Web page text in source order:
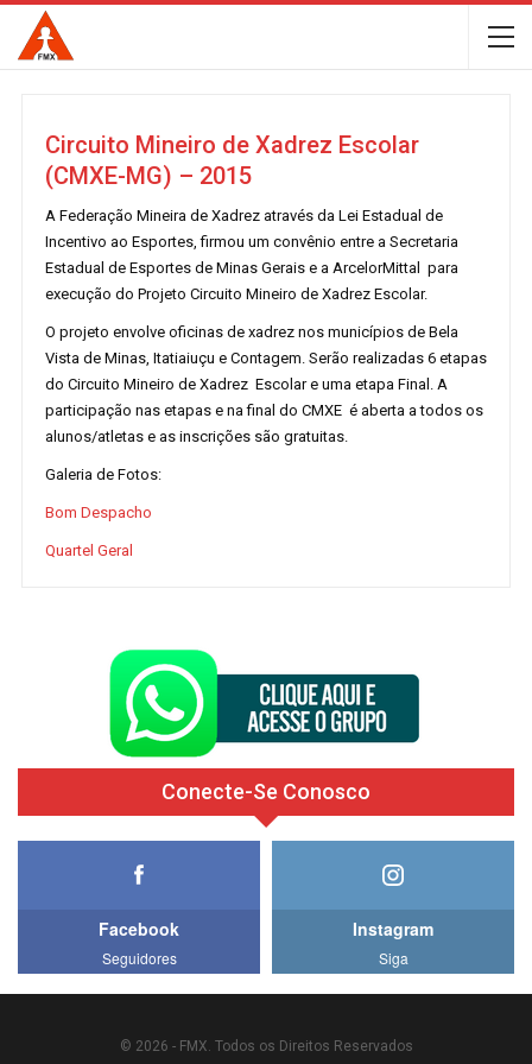
Circuito Mineiro de Xadrez Escolar
(CMXE-MG) – 2015
A Federação Mineira de Xadrez através da Lei Estadual de
Incentivo ao Esportes, firmou um convênio entre a Secretaria
Estadual de Esportes de Minas Gerais e a ArcelorMittal para
execução do Projeto Circuito Mineiro de Xadrez Escolar.
O projeto envolve oficinas de xadrez nos municípios de Bela
Vista de Minas, Itatiaiuçu e Contagem. Serão realizadas 6 etapas
do Circuito Mineiro de Xadrez Escolar e uma etapa Final. A
participação nas etapas e na final do CMXE é aberta a todos os
alunos/atletas e as inscrições são gratuitas.
Galeria de Fotos:
Bom Despacho
Quartel Geral
Conecte-Se Conosco
Facebook
Seguidores
Instagram
Siga
© 2026 - FMX. Todos os Direitos Reservados